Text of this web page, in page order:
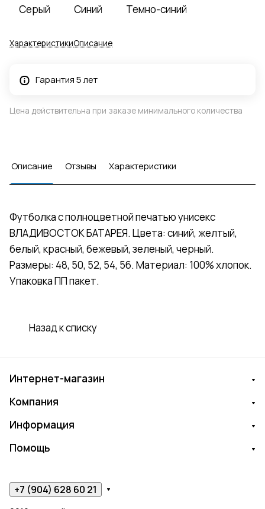
Серый Синий Темно-синий
ХарактеристикиОписание
Гарантия 5 лет
Цена действительна при заказе минимального количества
Описание Отзывы Характеристики
Футболка с полноцветной печатью унисекс
ВЛАДИВОСТОК БАТАРЕЯ. Цвета: синий, желтый,
белый, красный, бежевый, зеленый, черный.
Размеры: 48, 50, 52, 54, 56. Материал: 100% хлопок.
Упаковка ПП пакет.
Назад к списку
Интернет-магазин
Компания
Информация
Помощь
+7 (904) 628 60 21